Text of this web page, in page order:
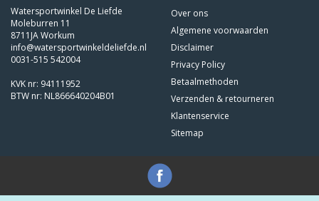
Watersportwinkel De Liefde
Moleburren 11
8711JA Workum
info@watersportwinkeldeliefde.nl
0031-515 542004
KVK nr: 94111952
BTW nr: NL866640204B01
Over ons
Algemene voorwaarden
Disclaimer
Privacy Policy
Betaalmethoden
Verzenden & retourneren
Klantenservice
Sitemap